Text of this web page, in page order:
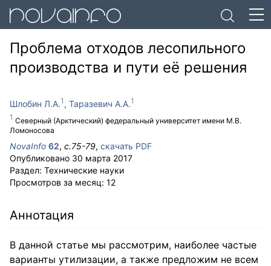
Проблема отходов лесопильного
производства и пути её решения
Шлобин Л.А.
Северный (Арктический) федеральный университет имени М.В.
Ломоносова
Таразевич А.А.
NovaInfo 62, с.75-79, скачать PDF
Опубликовано 30 марта 2017
Раздел: Технические науки
Просмотров за месяц: 12
Аннотация
В данной статье мы рассмотрим, наиболее частые
варианты утилизации, а также предложим не всем